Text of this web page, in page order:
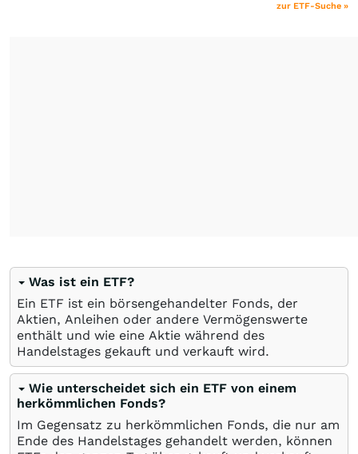
zur ETF-Suche »
Was ist ein ETF?
Ein ETF ist ein börsengehandelter Fonds, der
Aktien, Anleihen oder andere Vermögenswerte
enthält und wie eine Aktie während des
Handelstages gekauft und verkauft wird.
Wie unterscheidet sich ein ETF von einem
herkömmlichen Fonds?
Im Gegensatz zu herkömmlichen Fonds, die nur am
Ende des Handelstages gehandelt werden, können